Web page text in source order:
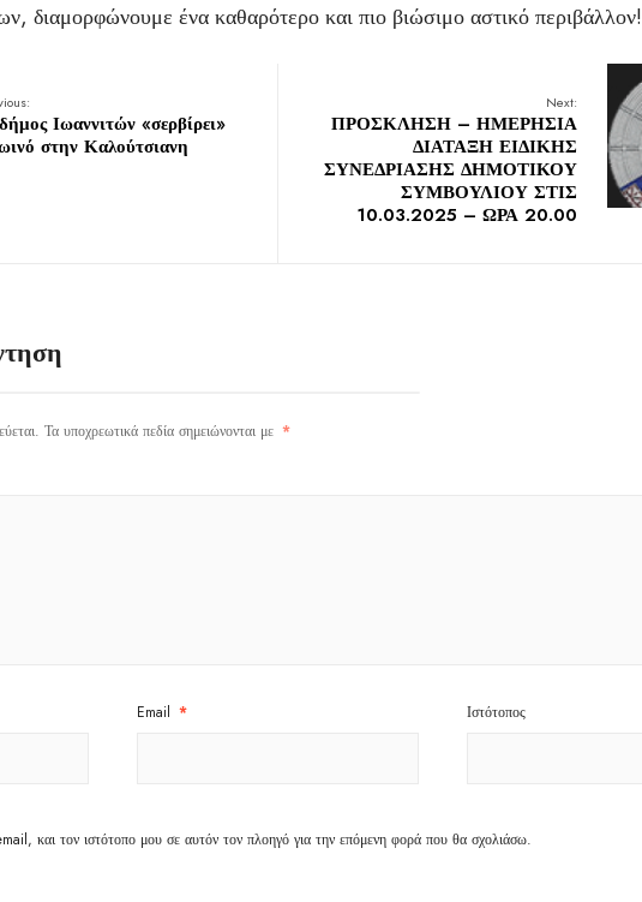
διαμορφώνουμε ένα καθαρότερο και πιο βιώσιμο αστικό περιβάλλον!
Ιωαννιτών «σερβίρει»
στην Καλούτσιανη
Next:
ΠΡΟΣΚΛΗΣΗ – ΗΜΕΡΗΣΙΑ
ΔΙΑΤΑΞΗ ΕΙΔΙΚΗΣ
ΣΥΝΕΔΡΙΑΣΗΣ ΔΗΜΟΤΙΚΟΥ
ΣΥΜΒΟΥΛΙΟΥ ΣΤΙΣ
10.03.2025 – ΩΡΑ 20.00
Τα υποχρεωτικά πεδία σημειώνονται με *
Email * Ιστότοπος
και τον ιστότοπο μου σε αυτόν τον πλοηγό για την επόμενη φορά που θα σχολιάσω.